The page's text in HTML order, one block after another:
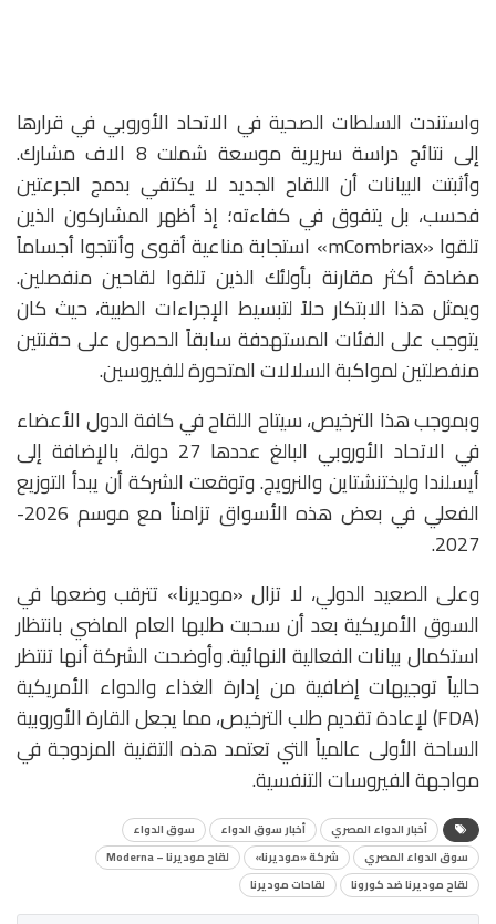
واستندت السلطات الصحية في الاتحاد الأوروبي في قرارها
إلى نتائج دراسة سريرية موسعة شملت 8 الاف مشارك.
وأثبتت البيانات أن اللقاح الجديد لا يكتفي بدمج الجرعتين
فحسب، بل يتفوق في كفاءته؛ إذ أظهر المشاركون الذين
تلقوا «mCombriax» استجابة مناعية أقوى وأنتجوا أجساماً
مضادة أكثر مقارنة بأولئك الذين تلقوا لقاحين منفصلين.
ويمثل هذا الابتكار حلاً لتبسيط الإجراءات الطبية، حيث كان
يتوجب على الفئات المستهدفة سابقاً الحصول على حقنتين
منفصلتين لمواكبة السلالات المتحورة للفيروسين.
وبموجب هذا الترخيص، سيتاح اللقاح في كافة الدول الأعضاء
في الاتحاد الأوروبي البالغ عددها 27 دولة، بالإضافة إلى
أيسلندا وليختنشتاين والنرويج. وتوقعت الشركة أن يبدأ التوزيع
الفعلي في بعض هذه الأسواق تزامناً مع موسم 2026-
2027.
وعلى الصعيد الدولي، لا تزال «موديرنا» تترقب وضعها في
السوق الأمريكية بعد أن سحبت طلبها العام الماضي بانتظار
استكمال بيانات الفعالية النهائية. وأوضحت الشركة أنها تنتظر
حالياً توجيهات إضافية من إدارة الغذاء والدواء الأمريكية
(FDA) لإعادة تقديم طلب الترخيص، مما يجعل القارة الأوروبية
الساحة الأولى عالمياً التي تعتمد هذه التقنية المزدوجة في
مواجهة الفيروسات التنفسية.
أخبار الدواء المصري أخبار سوق الدواء
سوق الدواء
سوق الدواء المصري
شركة «موديرنا»
لقاح موديرنا – Moderna
لقاح موديرنا ضد كورونا
لقاحات موديرنا